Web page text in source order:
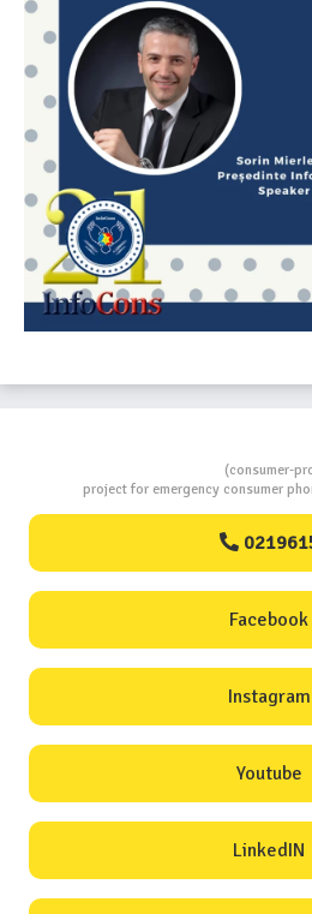
(consumer-
project for emergency consumer
Facebook
Instagram
Youtube
LinkedIN